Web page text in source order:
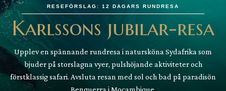
RESEFÖRSLAG: 12 DAGARS RUNDRESA
Karlssons jubilar-resa
Upplev en spännande rundresa i natursköna Sydafrika som
bjuder på storslagna vyer, pulshöjande aktiviteter och
förstklassig safari. Avsluta resan med sol och bad på paradisön